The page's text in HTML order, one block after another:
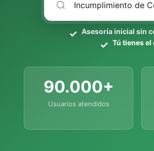
Asesoría inicial sin
Tú tienes
90.000+
Usuarios atendidos